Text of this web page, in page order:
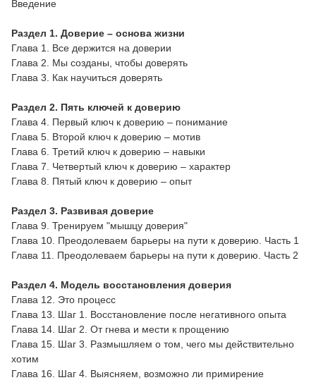
Введение
Раздел 1. Доверие – основа жизни
Глава 1. Все держится на доверии
Глава 2. Мы созданы, чтобы доверять
Глава 3. Как научиться доверять
Раздел 2. Пять ключей к доверию
Глава 4. Первый ключ к доверию – понимание
Глава 5. Второй ключ к доверию – мотив
Глава 6. Третий ключ к доверию – навыки
Глава 7. Четвертый ключ к доверию – характер
Глава 8. Пятый ключ к доверию – опыт
Раздел 3. Развивая доверие
Глава 9. Тренируем "мышцу доверия"
Глава 10. Преодолеваем барьеры на пути к доверию. Часть 1
Глава 11. Преодолеваем барьеры на пути к доверию. Часть 2
Раздел 4. Модель восстановления доверия
Глава 12. Это процесс
Глава 13. Шаг 1. Восстановление после негативного опыта
Глава 14. Шаг 2. От гнева и мести к прощению
Глава 15. Шаг 3. Размышляем о том, чего мы действительно
хотим
Глава 16. Шаг 4. Выясняем, возможно ли примирение